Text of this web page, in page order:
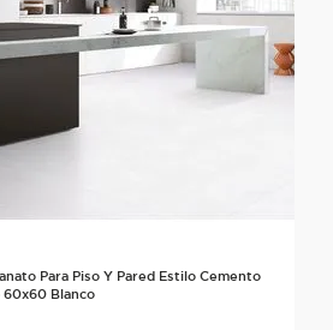
Para Piso Y Pared Estilo Cemento
60x60 Blanco